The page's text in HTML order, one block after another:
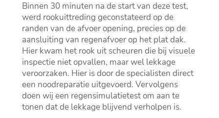
Binnen 30 minuten na de start van deze test,
werd rookuittreding geconstateerd op de
randen van de afvoer opening, precies op de
aansluiting van regenafvoer op het plat dak.
Hier kwam het rook uit scheuren die bij visuele
inspectie niet opvallen, maar wel lekkage
veroorzaken. Hier is door de specialisten direct
een noodreparatie uitgevoerd. Vervolgens
doen wij een regensimulatietest om aan te
tonen dat de lekkage blijvend verholpen is.